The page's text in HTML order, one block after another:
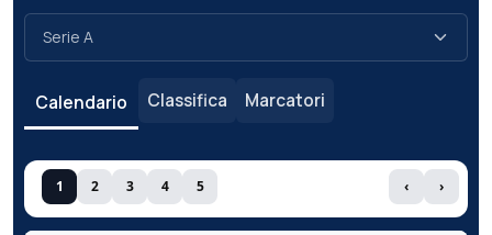
Calendario Classifica Marcatori
1 2 3 4 5 ‹ ›